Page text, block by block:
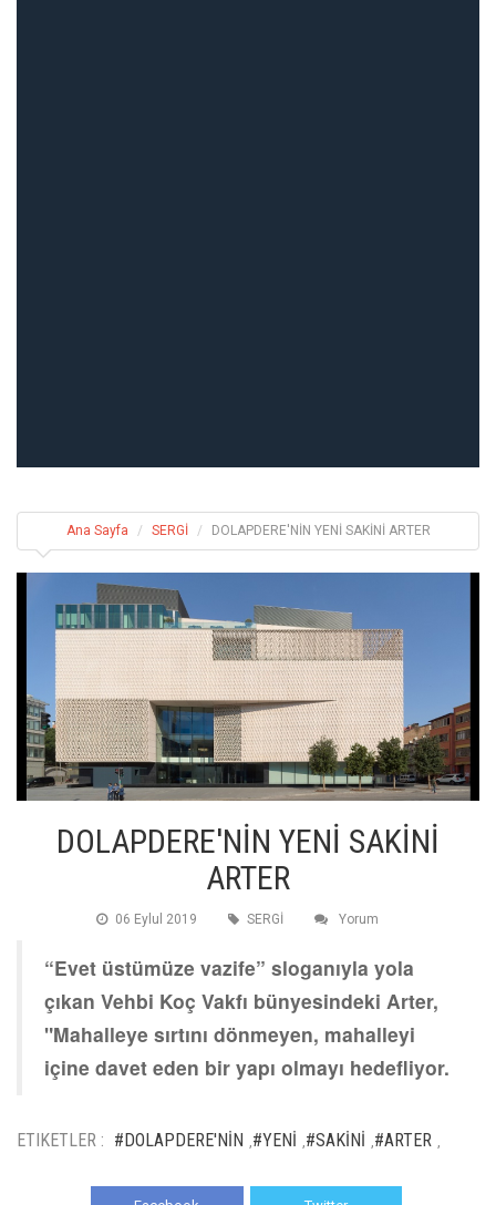
Ana Sayfa SERGİ DOLAPDERE'NİN YENİ SAKİNİ ARTER
DOLAPDERE'NİN YENİ SAKİNİ
ARTER
06 Eylul 2019 SERGİ Yorum
“Evet üstümüze vazife” sloganıyla yola
çıkan Vehbi Koç Vakfı bünyesindeki Arter,
"Mahalleye sırtını dönmeyen, mahalleyi
içine davet eden bir yapı olmayı hedefliyor.
ETIKETLER : #DOLAPDERE'NİN #YENİ #SAKİNİ #ARTER